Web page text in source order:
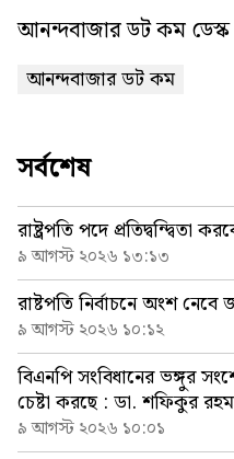
আনন্দবাজার ডট কম ডেস্ক
আনন্দবাজার ডট কম
সর্বশেষ
রাষ্ট্রপতি পদে
৯ আগস্ট ২০২৬ ১৩:১৩
রাষ্টপতি নির্বাচনে অংশ নেবে
৯ আগস্ট ২০২৬ ১০:১২
বিএনপি সংবিধানের ভঙ্গুর
চেষ্টা করছে : ডা. শফিকুর
৯ আগস্ট ২০২৬ ১০:০১